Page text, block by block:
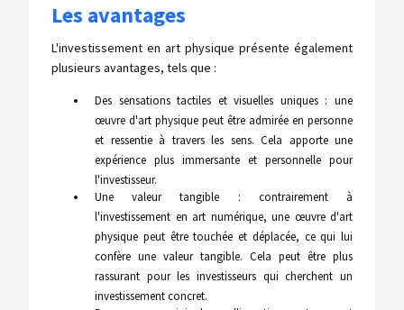
Les avantages
L'investissement en art physique présente également
plusieurs avantages, tels que :
Des sensations tactiles et visuelles uniques : une
œuvre d'art physique peut être admirée en personne
et ressentie à travers les sens. Cela apporte une
expérience plus immersante et personnelle pour
l'investisseur.
Une valeur tangible : contrairement à
l'investissement en art numérique, une œuvre d'art
physique peut être touchée et déplacée, ce qui lui
confère une valeur tangible. Cela peut être plus
rassurant pour les investisseurs qui cherchent un
investissement concret.